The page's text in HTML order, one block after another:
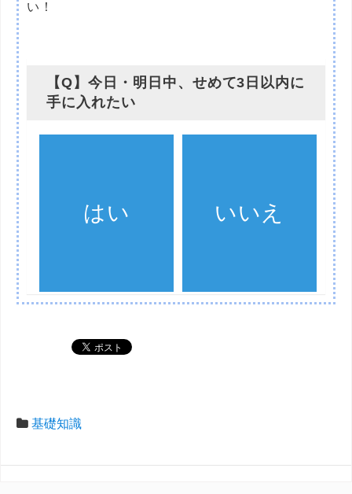
い！
【Q】今日・明日中、せめて3日以内に
手に入れたい
はい いいえ
基礎知識